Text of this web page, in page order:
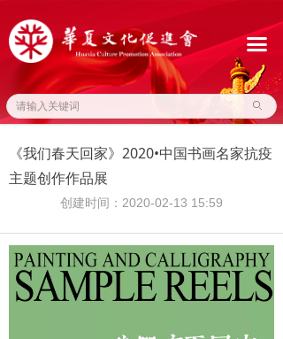
끀
网站首页
关于我们
通知公告
文化产业
传统文化
联系我们
ꄙ
创建时间： 2020-02-13 15:59
《我们春天回家》2020•中国书画名家抗疫
主题创作作品展